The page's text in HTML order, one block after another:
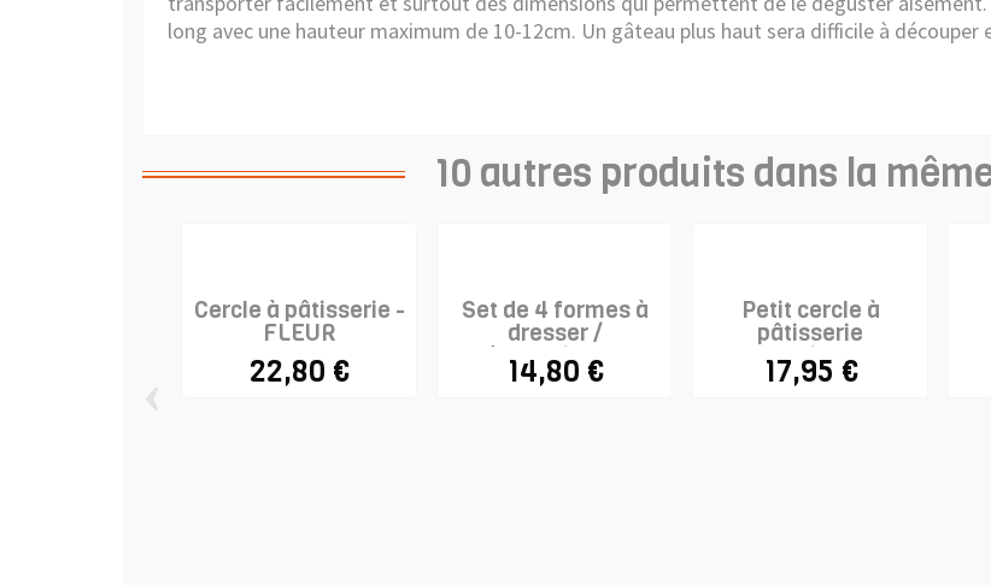
long avec une hauteur maximum de 10-12cm. Un gâteau plus haut sera difficile à
10 autres produits dans la
Cercle à pâtisserie -
FLEUR
22,80 €
Set de 4 formes à
dresser /
découpoirs en...
14,80 €
Petit cercle à
pâtisserie
extensible x 2
17,95 €